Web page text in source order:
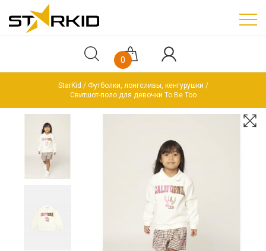
0
StarKid
Футболки, лонгсливы, кенгурушки
Свитшот-поло для девочки To Be Too